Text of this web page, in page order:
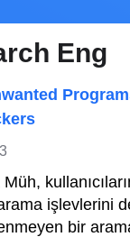
Eng
arama işlevlerini
bir